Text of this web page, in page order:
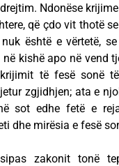
Ndonëse
që çdo vit thotë
është e vërtetë,
kishë apo në vend
të fesë sonë
zgjidhjen; ata e
sot edhe fetë e
dhe mirësia e fesë
zakonit tonë